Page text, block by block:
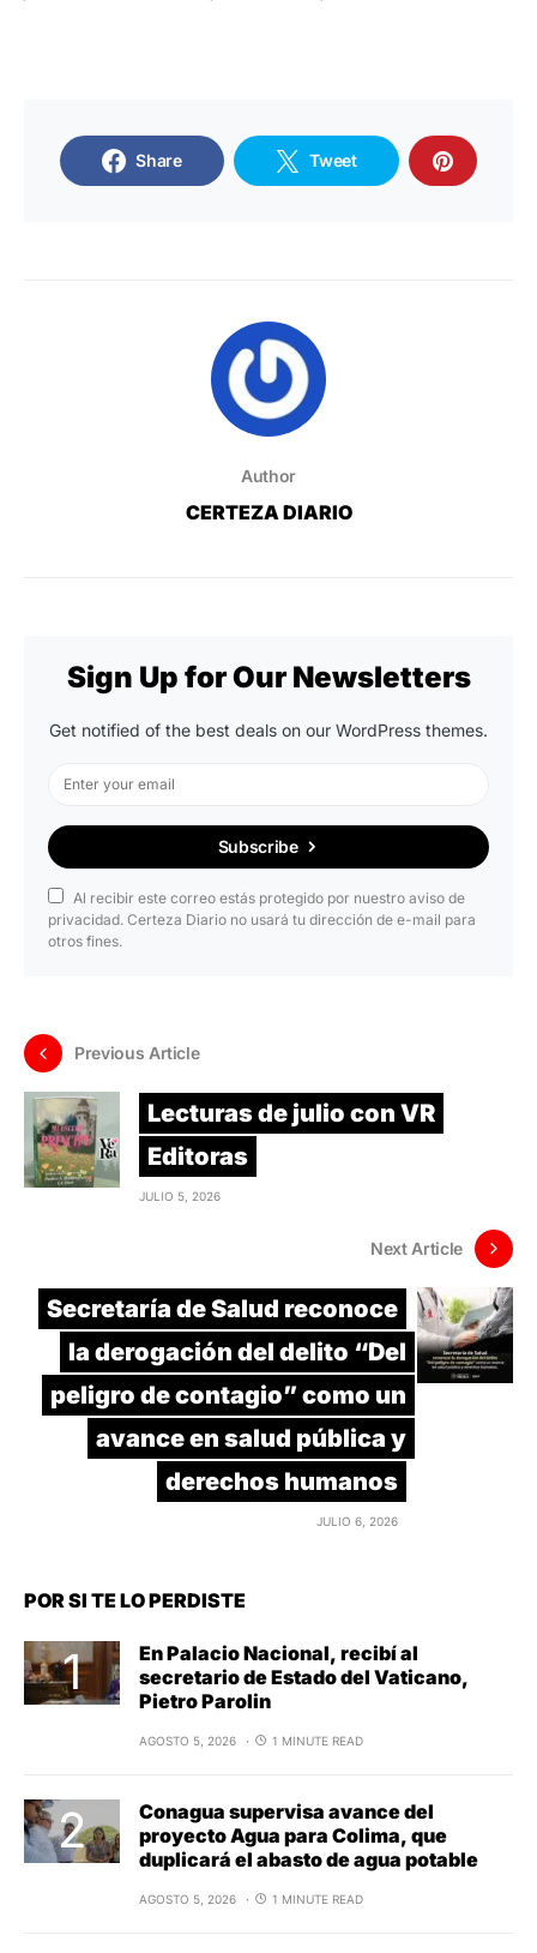
Share Tweet
Author
CERTEZA DIARIO
Sign Up for Our Newsletters
Get notified of the best deals on our WordPress themes.
Subscribe
Al recibir este correo estás protegido por nuestro aviso de
privacidad. Certeza Diario no usará tu dirección de e-mail para
otros fines.
Previous Article
Lecturas de julio con VR
Editoras
JULIO 5, 2026
Next Article
Secretaría de Salud reconoce
la derogación del delito “Del
peligro de contagio” como un
avance en salud pública y
derechos humanos
JULIO 6, 2026
POR SI TE LO PERDISTE
En Palacio Nacional, recibí al
secretario de Estado del Vaticano,
Pietro Parolin
AGOSTO 5, 2026 1 MINUTE READ
Conagua supervisa avance del
proyecto Agua para Colima, que
duplicará el abasto de agua potable
AGOSTO 5, 2026 1 MINUTE READ